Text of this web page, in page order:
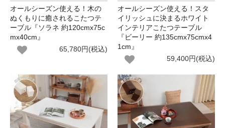
オールシーズン使える！木の
ぬくもりに癒されるこたつテ
ーブル『ソラネ 約120cmx75c
mx40cm』
65,780円(税込)
オールシーズン使える！スタ
イリッシュに決まるホワイト
インテリアこたつテーブル
『ビーリー 約135cmx75cmx4
1cm』
59,400円(税込)